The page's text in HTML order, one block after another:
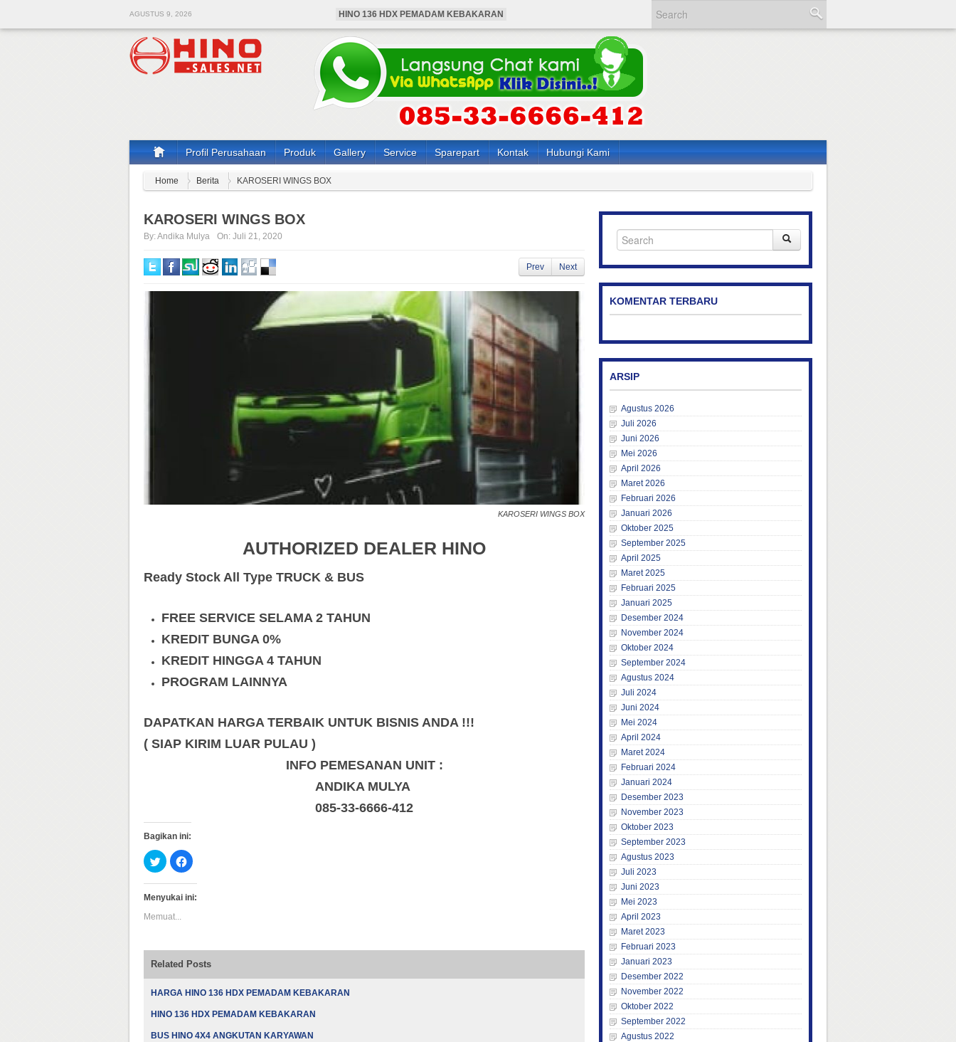
AGUSTUS 9, 2026
HINO 136 HDX PEMADAM KEBAKARAN
BUS HINO 4X4 ANGKUTAN KARYAWAN
HARGA MOBIL HINO PEMADAM KEBAKARAN
HARGA BUS HINO 4X4 ANGKUTAN KARYAWAN
HARGA HINO 136 HDX PEMADAM KEBAKARAN
Profil Perusahaan Produk Gallery Service Sparepart Kontak Hubungi Kami
Home Berita KAROSERI WINGS BOX
KAROSERI WINGS BOX
By:Andika Mulya On: Juli 21, 2020
Prev Next
KAROSERI WINGS BOX
AUTHORIZED DEALER HINO
Ready Stock All Type TRUCK & BUS
FREE SERVICE SELAMA 2 TAHUN
KREDIT BUNGA 0%
KREDIT HINGGA 4 TAHUN
PROGRAM LAINNYA
DAPATKAN HARGA TERBAIK UNTUK BISNIS ANDA !!!
( SIAP KIRIM LUAR PULAU )
INFO PEMESANAN UNIT :
ANDIKA MULYA
085-33-6666-412
Bagikan ini:
Klik
untuk
berbagi
pada
Twitter(Membuka
di
yang
Klik
untuk
di
Facebook(Membuka
di
Menyukai ini:
Memuat...
Related Posts
HARGA HINO 136 HDX PEMADAM KEBAKARAN
HINO 136 HDX PEMADAM KEBAKARAN
BUS HINO 4X4 ANGKUTAN KARYAWAN
KOMENTAR TERBARU
ARSIP
Agustus 2026
Juli 2026
Juni 2026
Mei 2026
April 2026
Maret 2026
Februari 2026
Januari 2026
Oktober 2025
September 2025
April 2025
Maret 2025
Februari 2025
Januari 2025
Desember 2024
November 2024
Oktober 2024
September 2024
Agustus 2024
Juli 2024
Juni 2024
Mei 2024
April 2024
Maret 2024
Februari 2024
Januari 2024
Desember 2023
November 2023
Oktober 2023
September 2023
Agustus 2023
Juli 2023
Juni 2023
Mei 2023
April 2023
Maret 2023
Februari 2023
Januari 2023
Desember 2022
November 2022
Oktober 2022
September 2022
Agustus 2022